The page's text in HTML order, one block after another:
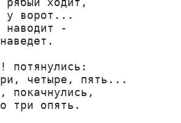
у ворот...
наводит -
потянулись:
четыре, пять...
покачнулись,
три опять.